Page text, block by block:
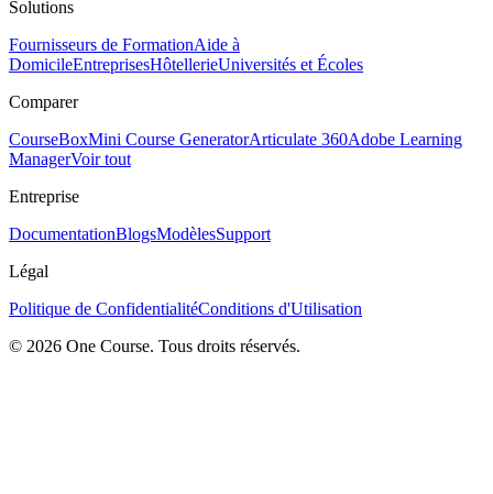
Solutions
Fournisseurs de FormationAide à
DomicileEntreprisesHôtellerieUniversités et Écoles
Comparer
CourseBoxMini Course GeneratorArticulate 360Adobe Learning
ManagerVoir tout
Entreprise
DocumentationBlogsModèlesSupport
Légal
Politique de ConfidentialitéConditions d'Utilisation
© 2026 One Course. Tous droits réservés.